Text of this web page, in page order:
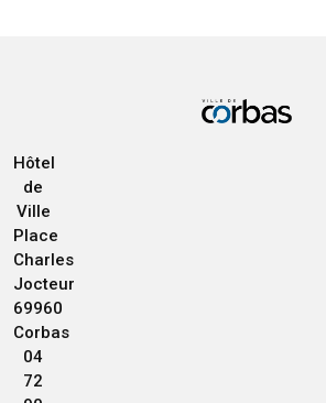
Hôtel
de
Ville
Place
Charles
Jocteur
69960
Corbas
04
72